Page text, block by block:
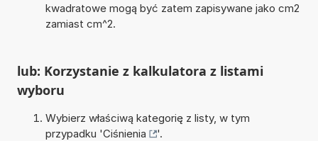
kwadratowe mogą być zatem zapisywane jako cm2
zamiast cm^2.
lub: Korzystanie z kalkulatora z listami
wyboru
Wybierz właściwą kategorię z listy, w tym
przypadku 'Ciśnienia
'.